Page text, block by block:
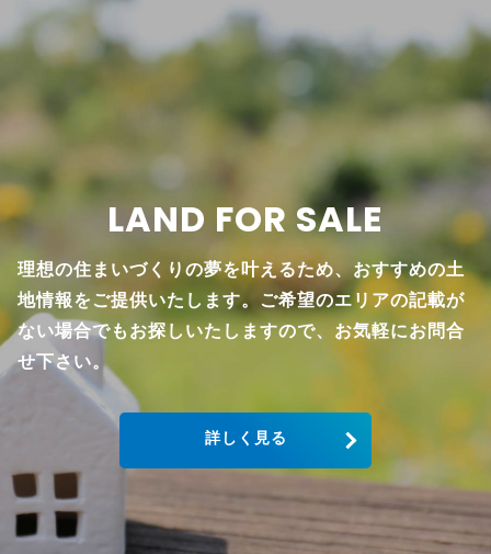
LAND FOR SALE
理想の住まいづくりの夢を叶えるため、おすすめの土
地情報をご提供いたします。ご希望のエリアの記載が
ない場合でもお探しいたしますので、お気軽にお問合
せ下さい。
詳しく見る